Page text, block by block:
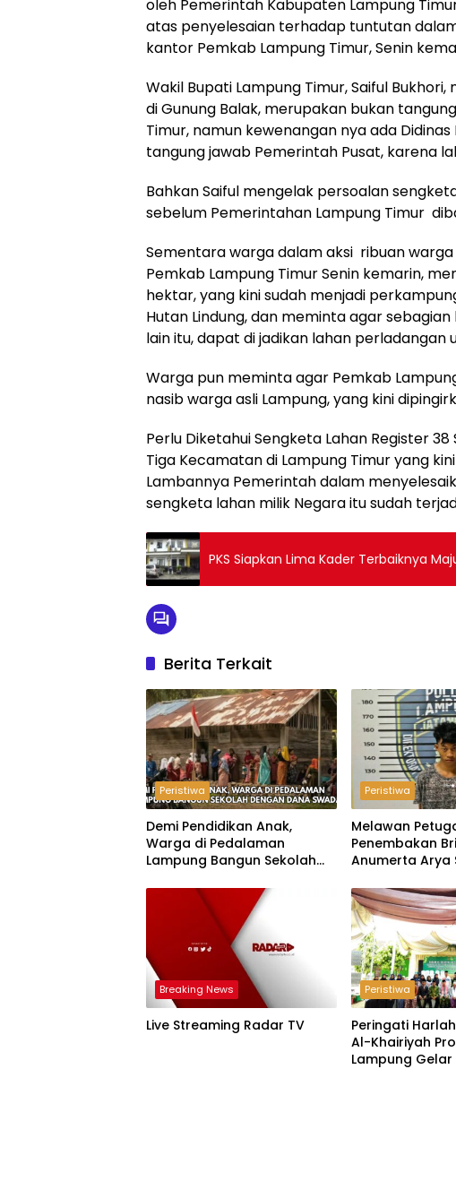
oleh Pemerintah Kabupaten Lampung
atas penyelesaian terhadap tuntutan
kantor Pemkab Lampung Timur, Senin
Wakil Bupati Lampung Timur, Saiful
di Gunung Balak, merupakan bukan
Timur, namun kewenangan nya ada
tangung jawab Pemerintah Pusat, karena
Bahkan Saiful mengelak persoalan
sebelum Pemerintahan Lampung Timur
Sementara warga dalam aksi ribuan warga
Pemkab Lampung Timur Senin kemarin,
hektar, yang kini sudah menjadi
Hutan Lindung, dan meminta agar
lain itu, dapat di jadikan lahan perladangan
Warga pun meminta agar Pemkab
nasib warga asli Lampung, yang kini
Perlu Diketahui Sengketa Lahan Register 38
Tiga Kecamatan di Lampung Timur yang
Lambannya Pemerintah dalam
sengketa lahan milik Negara itu sudah
PKS Siapkan Lima Kader Terbaiknya
Berita Terkait
Peristiwa
Demi Pendidikan Anak,
Warga di Pedalaman
Lampung Bangun Sekolah
Peristiwa
Melawan
Penembakan
Anumerta Arya
Breaking News
Live Streaming Radar TV
Peristiwa
Peringati
Al-Khairiyah
Lampung